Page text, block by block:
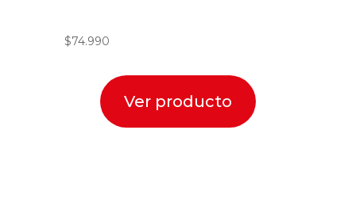
$74.990
Ver producto